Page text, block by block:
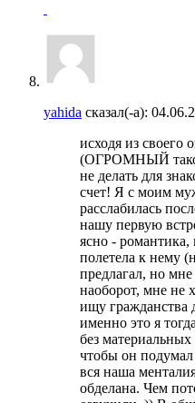
yahida сказал(-а):
исходя из своего
(ОГРОМНЫЙ
не делать для
счет! Я с моим
расслабилась
нашу первую
ясно -
полетела к нему
предлагал, но мне
наоборот, мне не
ищу гражданства
именно это я
без
чтобы он
вся наша
обделана. Чем